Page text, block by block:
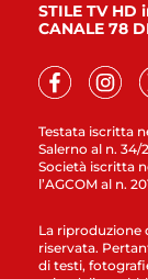
Testata iscritta
Salerno al n. 34/
Società iscritta
l’AGCOM al n.
STILE TV HD
CANALE 78
La riproduzione
riservata.
di testi,